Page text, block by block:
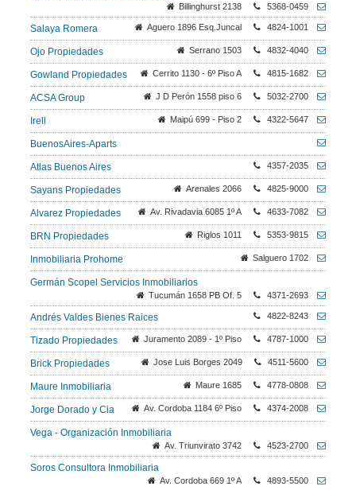
Billinghurst 2138 5368-0459
Salaya Romera Aguero 1896 Esq.Juncal 4824-1001
Ojo Propiedades Serrano 1503 4832-4040
Gowland Propiedades Cerrito 1130 - 6º Piso A 4815-1682
ACSA Group J D Perón 1558 piso 6 5032-2700
Irell Maipú 699 - Piso 2 4322-5647
BuenosAires-Aparts
Atlas Buenos Aires 4357-2035
Sayans Propiedades Arenales 2066 4825-9000
Alvarez Propiedades Av. Rivadavia 6085 1º A 4633-7082
BRN Propiedades Riglos 1011 5353-9815
Inmobiliaria Prohome Salguero 1702
Germán Scopel Servicios Inmobiliarios
Tucumán 1658 PB Of. 5 4371-2693
Andrés Valdes Bienes Raices 4822-8243
Tizado Propiedades Juramento 2089 - 1º Piso 4787-1000
Brick Propiedades Jose Luis Borges 2049 4511-5600
Maure Inmobiliaria Maure 1685 4778-0808
Jorge Dorado y Cia Av. Cordoba 1184 6º Piso 4374-2008
Vega - Organización Inmobiliaria
Av. Triunvirato 3742 4523-2700
Soros Consultora Inmobiliaria
Av. Cordoba 669 1º A 4893-5500